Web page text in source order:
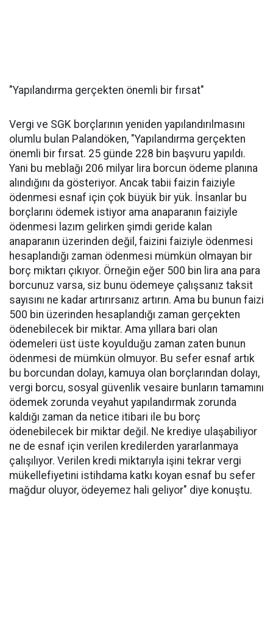
"Yapılandırma gerçekten önemli bir fırsat"
Vergi ve SGK borçlarının yeniden yapılandırılmasını
olumlu bulan Palandöken, "Yapılandırma gerçekten
önemli bir fırsat. 25 günde 228 bin başvuru yapıldı.
Yani bu meblağı 206 milyar lira borcun ödeme planına
alındığını da gösteriyor. Ancak tabii faizin faiziyle
ödenmesi esnaf için çok büyük bir yük. İnsanlar bu
borçlarını ödemek istiyor ama anaparanın faiziyle
ödenmesi lazım gelirken şimdi geride kalan
anaparanın üzerinden değil, faizini faiziyle ödenmesi
hesaplandığı zaman ödenmesi mümkün olmayan bir
borç miktarı çıkıyor. Örneğin eğer 500 bin lira ana para
borcunuz varsa, siz bunu ödemeye çalışsanız taksit
sayısını ne kadar artırırsanız artırın. Ama bu bunun faizi
500 bin üzerinden hesaplandığı zaman gerçekten
ödenebilecek bir miktar. Ama yıllara bari olan
ödemeleri üst üste koyulduğu zaman zaten bunun
ödenmesi de mümkün olmuyor. Bu sefer esnaf artık
bu borcundan dolayı, kamuya olan borçlarından dolayı,
vergi borcu, sosyal güvenlik vesaire bunların tamamını
ödemek zorunda veyahut yapılandırmak zorunda
kaldığı zaman da netice itibari ile bu borç
ödenebilecek bir miktar değil. Ne krediye ulaşabiliyor
ne de esnaf için verilen kredilerden yararlanmaya
çalışılıyor. Verilen kredi miktarıyla işini tekrar vergi
mükellefiyetini istihdama katkı koyan esnaf bu sefer
mağdur oluyor, ödeyemez hali geliyor" diye konuştu.